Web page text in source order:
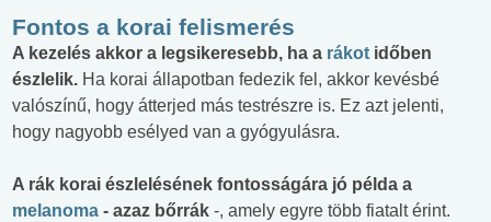
Fontos a korai felismerés
A kezelés akkor a legsikeresebb, ha a rákot időben
észlelik. Ha korai állapotban fedezik fel, akkor kevésbé
valószínű, hogy átterjed más testrészre is. Ez azt jelenti,
hogy nagyobb esélyed van a gyógyulásra.
A rák korai észlelésének fontosságára jó példa a
melanoma - azaz bőrrák -, amely egyre több fiatalt érint.